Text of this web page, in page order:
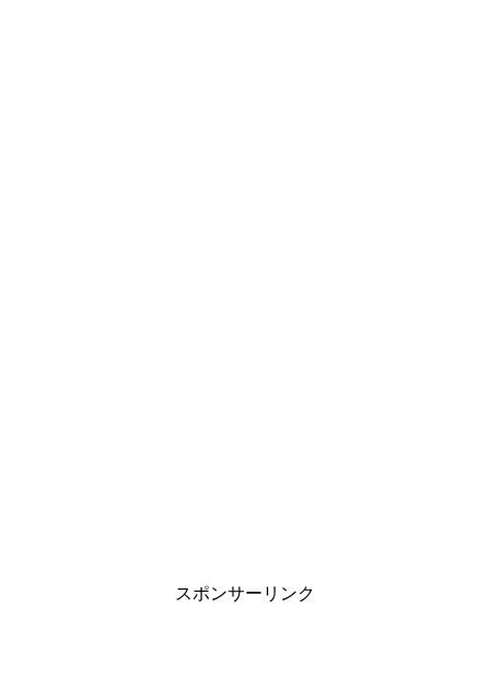
スポンサーリンク